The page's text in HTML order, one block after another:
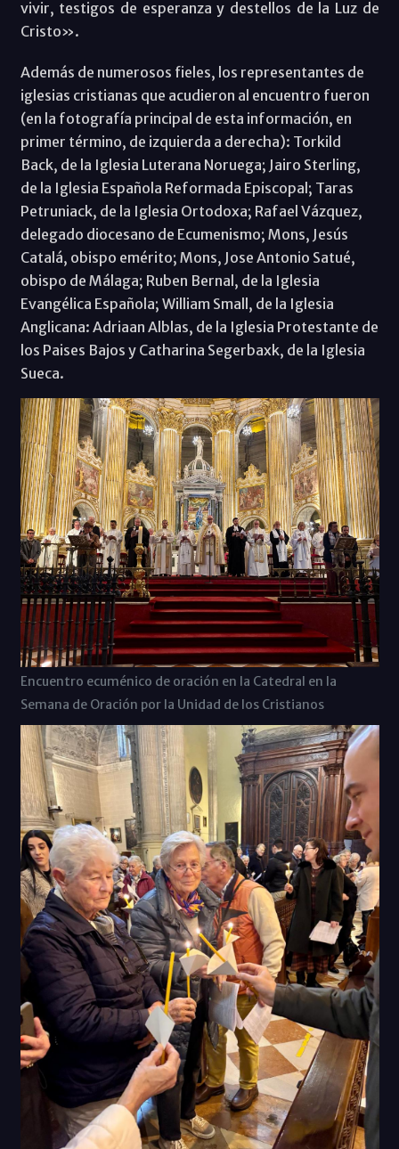
vivir, testigos de esperanza y destellos de la Luz de
Cristo».
Además de numerosos fieles, los representantes de
iglesias cristianas que acudieron al encuentro fueron
(en la fotografía principal de esta información, en
primer término, de izquierda a derecha): Torkild
Back, de la Iglesia Luterana Noruega; Jairo Sterling,
de la Iglesia Española Reformada Episcopal; Taras
Petruniack, de la Iglesia Ortodoxa; Rafael Vázquez,
delegado diocesano de Ecumenismo; Mons, Jesús
Catalá, obispo emérito; Mons, Jose Antonio Satué,
obispo de Málaga; Ruben Bernal, de la Iglesia
Evangélica Española; William Small, de la Iglesia
Anglicana: Adriaan Alblas, de la Iglesia Protestante de
los Paises Bajos y Catharina Segerbaxk, de la Iglesia
Sueca.
Encuentro ecuménico de oración en la Catedral en la
Semana de Oración por la Unidad de los Cristianos